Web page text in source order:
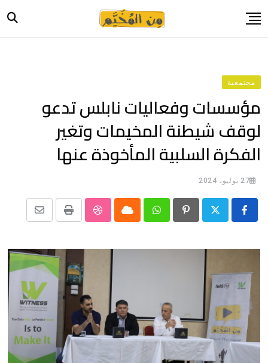
to
حياة
صورة وحكاية
قصة وسيرة
فيديو
المدونة
بيانات
مجتمعية
مؤسسات وفعاليات نابلس تدعو
لوقف شيطنة المخيمات وتغير
الفكرة السلبية المأخوذة عنها
27 يوليو، 2024
Pinterest
Whatsapp
Cloud
StumbleUpon
Print
Share
Email